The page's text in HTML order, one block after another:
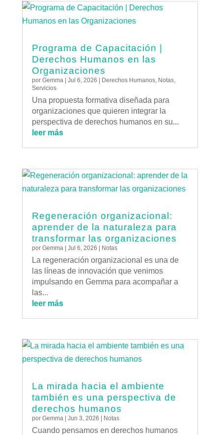
Programa de Capacitación |
Derechos Humanos en las
Organizaciones
por Gemma| Jul 6, 2026 Derechos Humanos, Notas,
Servicios
Una propuesta formativa diseñada para
organizaciones que quieren integrar la
perspectiva de derechos humanos en su...
leer más
Regeneración organizacional:
aprender de la naturaleza para
transformar las organizaciones
por Gemma | Jul 6, 2026 | Notas
La regeneración organizacional es una de
las líneas de innovación que venimos
impulsando en Gemma para acompañar a
las...
leer más
La mirada hacia el ambiente
también es una perspectiva de
derechos humanos
por Gemma | Jun 3, 2026 | Notas
Cuando pensamos en derechos humanos